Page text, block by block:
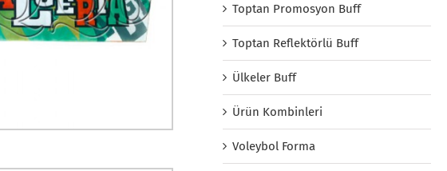
Toptan Promosyon Buff
Toptan Reflektörlü Buff
Ülkeler Buff
Ürün Kombinleri
Voleybol Forma